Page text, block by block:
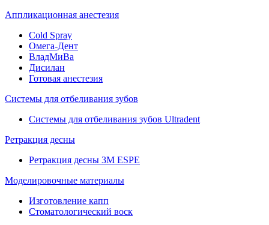
Аппликационная анестезия
Cold Spray
Омега-Дент
ВладМиВа
Дисилан
Готовая анестезия
Системы для отбеливания зубов
Системы для отбеливания зубов Ultradent
Ретракция десны
Ретракция десны 3M ESPE
Моделировочные материалы
Изготовление капп
Стоматологический воск